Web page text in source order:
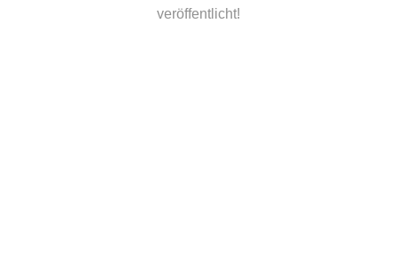
veröffentlicht!